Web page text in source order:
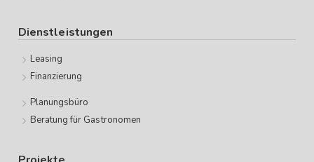
Dienstleistungen
Leasing
Finanzierung
Planungsbüro
Beratung für Gastronomen